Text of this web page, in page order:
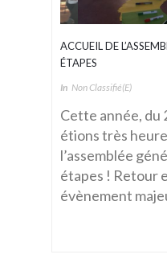
ACCUEIL DE
ÉTAPES
In Non Classifié(e)
Cette année, du
étions très
l’assemblée
étapes ! Retour
évènement